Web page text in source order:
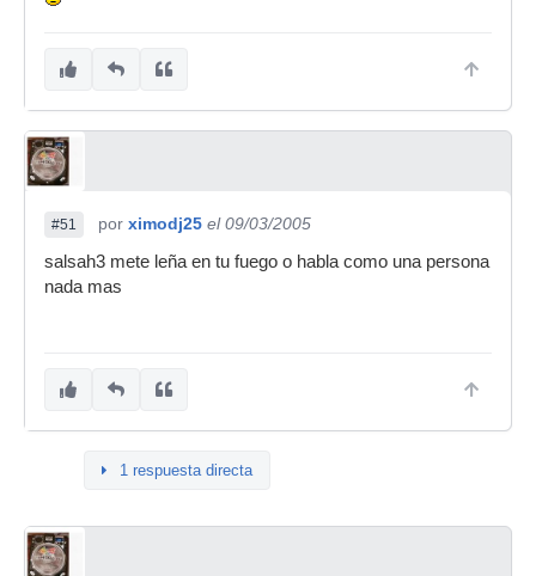
tanta disco aki
3ºyo no compro la musica los dj's se la traen ya
Sala Inferno
Sala Neverland
-Jorge Cardona (ex villadelina, ex delfos, ex
puzzle...)
#51 por ximodj25 el 09/03/2005
salsah3 mete leña en tu fuego o habla como una persona
nada mas
1 respuesta directa